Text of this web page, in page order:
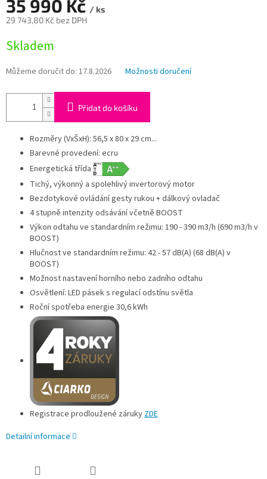
35 990 Kč / ks
29 743,80 Kč bez DPH
cena:
Skladem
Můžeme doručit do: 17.8.2026 Možnosti doručení
Přidat do košíku
Rozměry (VxŠxH): 56,5 x 80 x 29 cm...
Barevné provedení: ecru
Energetická třída
Tichý, výkonný a spolehlivý invertorový motor
Bezdotykové ovládání gesty rukou + dálkový ovladač
4 stupně intenzity odsávání včetně BOOST
Výkon odtahu ve standardním režimu: 190 - 390 m3/h (690 m3/h v
BOOST)
Hlučnost ve standardním režimu: 42 - 57 dB(A) (68 dB(A) v
BOOST)
Možnost nastavení horního nebo zadního odtahu
Osvětlení: LED pásek s regulací odstínu světla
Roční spotřeba energie 30,6 kWh
Registrace prodloužené zárukyZDE
Detailní informace